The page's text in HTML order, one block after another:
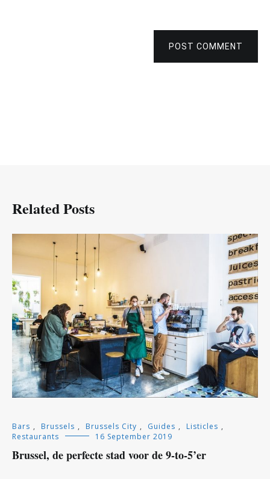
POST COMMENT
Related Posts
Bars , Brussels , Brussels City , Guides , Listicles ,
Restaurants
16 September 2019
Brussel, de perfecte stad voor de 9-to-5’er